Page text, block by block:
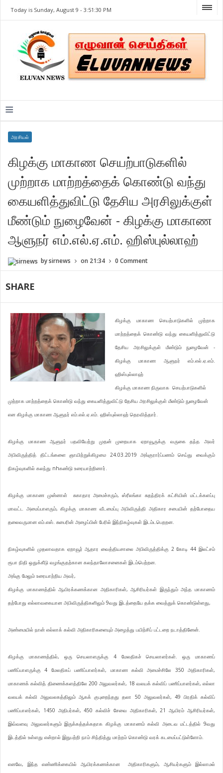
Today is Sunday, August 9 -3:51:30 PM
≡
அரசியல்
கிழக்கு மாகாண செயற்பாடுகளில்
முற்றாக மாற்றத்தைக் கொண்டு வந்து
கையளித்துவிட்டு தேசிய அரசிலுக்குள்
மீண்டும் நுழைவேன் - கிழக்கு மாகாண
ஆளுநர் எம்.எல்.ஏ.எம். ஹிஸ்புல்லாஹ்
bysirnews on 21:34 0 Comment
SHARE
கிழக்கு மாகாண செயற்பாடுகளில் முற்றாக
மாற்றத்தைக் கொண்டு வந்து கையளித்துவிட்டு
தேசிய அரசிலுக்குள் மீண்டும் நுழைவேன் -
கிழக்கு மாகாண ஆளுநர் எம்.எல்.ஏ.எம்.
ஹிஸ்புல்லாஹ்
கிழக்கு மாகாண நிருவாக செயற்பாடுகளில்
முற்றாக மாற்றத்தைக் கொண்டு வந்து கையளித்துவிட்டு தேசிய அரசிலுக்குள் மீண்டும் நுழைவேன்
என கிழக்கு மாகாண ஆளுநர் எம்.எல்.ஏ.எம். ஹிஸ்புல்லாஹ் தெரவித்தார்.
கிழக்கு மாகாண ஆளுநர் பதவியேற்று முதன் முறையாக ஏறாவூருக்கு வருகை தந்த அவர்
அபிவிருத்தித் திட்டங்களை ஞாயிற்றுக்கிழமை 24.03.2019 அங்குரார்ப்பணம் செய்து வைக்கும்
நிகழ்வுகளில் கலந்து nhகண்டு உரையாற்றினார்.
கிழக்கு மாகாண முன்னாள் சுகாதார அமைச்சரும், ஸ்ரீலங்கா சுதந்திரக் கட்சியின் மட்டக்களப்பு
மாவட்ட அமைப்பாளரும், கிழக்கு மாகாண வீடமைப்பு அபிவிருத்தி அதிகார சபையின் தற்போதைய
தலைவருமான எம்.எஸ். சுபைரின் அழைப்பின் பேரில் இந்நிகழ்வுகள் இடம்டபெறறன.
நிகழ்வுகளில் முதலாவதாக ஏறாவூர் ஆதார வைத்தியசாலை அபிவிருத்திக்கு 2 கோடி 44 இலட்சம்
ரூபா நிதி ஒதுக்கீடு வழங்குதற்கான கலந்தாலோசனைகள் இடம்பெற்றன.
அங்கு மேலும் உரையாற்றிய அவர்,
கிழக்கு மாகாணத்தில் ஆயிரக்கணக்கான அதிகாரிகள், ஆசிரியர்கள் இருந்தும் அந்த மாகாணம்
தற்போது எல்லாவகையான அபிவிருத்திகளிலும் 9வது இடத்தையே தக்க வைத்துக் கொண்டுள்ளது,
அண்மையில் நான் எல்லாக் கல்வி அதிகாரிகளையும் அழைத்து பயிற்சிப் பட்டறை நடாத்தினேன்.
கிழக்கு மாகாணத்தில், ஒரு செயலாளருக்கு 4 மேலதிகச் செயலாளர்கள். ஒரு மாகாணப்
பணிப்பாளருக்கு 4 மேலதிகப் பணிப்பாளர்கள், மாகாண கல்வி அமைச்சிலே 350 அதிகாரிகள்,
மாகாணக் கல்வித் திணைக்களத்திலே 200 அலுவலர்கள், 18 வலயக் கல்விப் பணிப்பாளர்கள், எல்லா
வலயக் கல்வி அலுவலகத்திலும் ஆகக் குபுறைந்தது தலா 50 அலுவலர்கள், 49 பிரதிக் கல்விப்
பணிப்பாளர்கள், 1450 அதிபர்கள், 450 கல்விச் சேவை அதிகாரிகள், 21 ஆயிரம் ஆசிரியர்கள்,
இவ்வளவு அலுவலர்களும் இருக்கத்தக்கதாக கிழக்கு மாகாணம் கல்வி அடைவ மட்டத்தில் 9வது
இடத்தில் உள்ளது என்றால் இதுபற்றி நாம் சிந்தித்து மாற்றம் கொண்டு வரக் கடமைப்பட்டுள்ளோம்.
எனவே, இந்த எண்ணிக்கையில் ஆயிரக்கணக்கான அதிகாரிகளும், ஆசியர்களும் இல்லாமல்